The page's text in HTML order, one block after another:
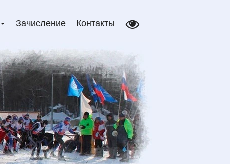
Зачисление Контакты